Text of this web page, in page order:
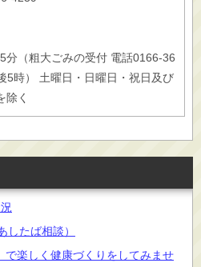
分（粗大ごみの受付 電話0166-36
5時） 土曜日・日曜日・祝日及び
除く
したば相談）
で楽しく健康づくりをしてみませ